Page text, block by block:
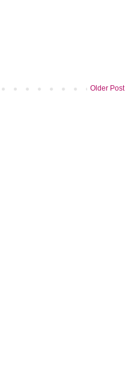
Older Post